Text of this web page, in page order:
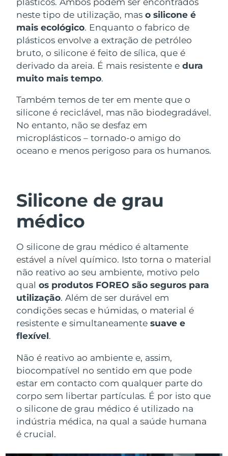
neste tipo de utilização, maso silicone é
mais ecológico. Enquanto o fabrico de
plásticos envolve a extração de petróleo
bruto, o silicone é feito de sílica, que é
derivado da areia. É mais resistente edura
muito mais tempo.
Também temos de ter em mente que o
silicone é reciclável, mas não biodegradável.
No entanto, não se desfaz em
microplásticos – tornado-o amigo do
oceano e menos perigoso para os humanos.
Silicone de grau
médico
O silicone de grau médico é altamente
estável a nível químico. Isto torna o material
não reativo ao seu ambiente, motivo pelo
qualos produtos FOREO são seguros para
utilização. Além de ser durável em
condições secas e húmidas, o material é
resistente e simultaneamentesuave e
flexível.
Não é reativo ao ambiente e, assim,
biocompatível no sentido em que pode
estar em contacto com qualquer parte do
corpo sem libertar partículas. É por isto que
o silicone de grau médico é utilizado na
indústria médica, na qual a saúde humana
é crucial.
Luxemburgo Entrega prevista 8/10/26
Macau, RAE da
China
Entrega prevista8/12/26
Malásia Entrega prevista8/13/26
México Entrega prevista8/14/26
Mônaco Entrega prevista
Noruega Entrega prevista
Filipinas Entrega prevista8/13/26
Polônia Entrega prevista 8/11/26
Portugal Entrega prevista 8/10/26
Porto Rico
Catar Entrega prevista
Reunião Entrega prevista 8/15/26
Romênia Entrega prevista 8/10/26
Rússia Entrega prevista 8/18/26
Arábia Saudita